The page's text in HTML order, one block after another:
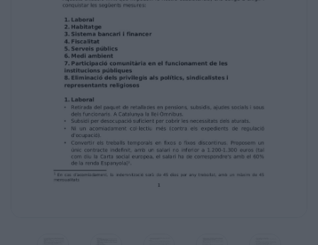
d'exercir la seva funció de servei públic per al
poble, sinó davant la seva
creixent submissió al poder de la banca i al
capital especulatiu, afavorint als
monopolis i promovent privatitzacions de
serveis públics.
La situació de crisi econòmica accentua els
nivells d'exclusió i atur per la
reforma laboral, les retallades i
l'empitjorament de les pensions.
L'escàndol davant tal situació, que de no
canviar condueix irremeiablement a la
barbàrie, ens empeny a unir-nos a les altres